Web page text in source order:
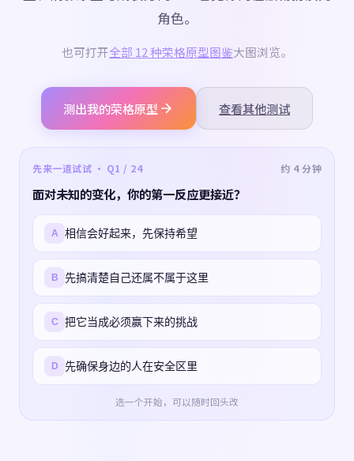
角色。
也可打开全部 12 种荣格原型图鉴大图浏览。
测出我的荣格原型 查看其他测试
先来一道试试 · Q1 / 24 约 4 分钟
面对未知的变化，你的第一反应更接近？
A 相信会好起来，先保持希望
B 先搞清楚自己还属不属于这里
C 把它当成必须赢下来的挑战
D 先确保身边的人在安全区里
选一个开始，可以随时回头改